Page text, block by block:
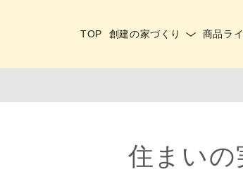
TOP 創建の家づくり 商品ラ
住まいの